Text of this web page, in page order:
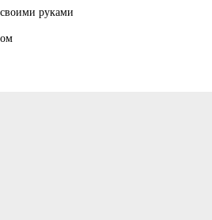
своими руками